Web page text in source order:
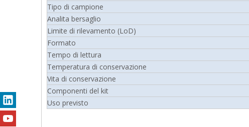
Tipo di campione
Analita bersaglio
Limite di rilevamento (LoD)
Formato
Tempo di lettura
Temperatura di conservazione
Vita di conservazione
Componenti del kit
Uso previsto